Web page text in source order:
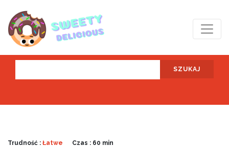
SZUKAJ
Trudność : Łatwe Czas : 60 min